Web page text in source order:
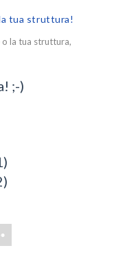
tua struttura!
la tua struttura,
;-)